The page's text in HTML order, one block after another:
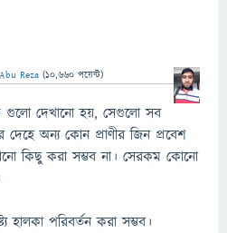
Abu Reza (10,660 পয়েন্ট)
গুলো দেখানো হয়, সেগুলো সব
অন্য কোন প্রাণীর জিন প্রবেশ
কিছু করা সম্ভব না। সেরকম কোনো
হালকা পরিবর্তন করা সম্ভব।